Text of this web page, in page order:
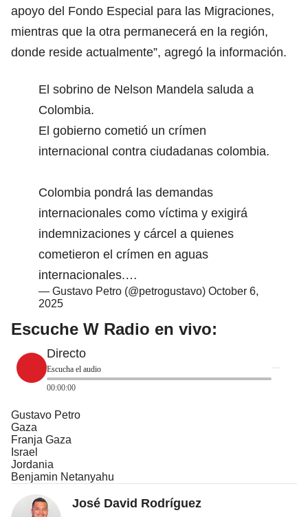
apoyo del Fondo Especial para las Migraciones,
mientras que la otra permanecerá en la región,
donde reside actualmente”, agregó la información.
El sobrino de Nelson Mandela saluda a
Colombia.
El gobierno cometió un crímen
internacional contra ciudadanas colombia.
Colombia pondrá las demandas
internacionales como víctima y exigirá
indemnizaciones y cárcel a quienes
cometieron el crímen en aguas
internacionales.…
— Gustavo Petro (@petrogustavo) October 6,
2025
Escuche W Radio en vivo:
Directo
Escucha el audio
00:00:00
Gustavo Petro
Gaza
Franja Gaza
Israel
Jordania
Benjamin Netanyahu
José David Rodríguez